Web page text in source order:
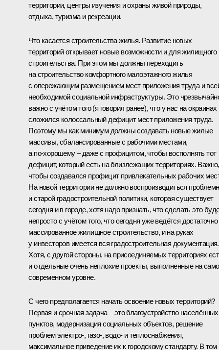
территории, центры изучения и охраны живой природы,
отдыха, туризма и рекреации.
Что касается строительства жилья. Развитие новых
территорий открывает новые возможности и для жилищного
строительства. При этом мы должны переходить
на строительство комфортного малоэтажного жилья
с опережающим размещением мест приложения труда и
необходимой социальной инфраструктуры. Это
важно с учётом того (я говорил ранее), что у нас на окраинах
сложился колоссальный дефицит мест приложения труда.
Поэтому мы как минимум должны создавать новые жилые
массивы, сбалансированные с рабочими местами,
а по‑хорошему – даже с профицитом, чтобы восполнять тот
дефицит, который есть на близлежащих территориях. Важно,
чтобы создавался профицит привлекательных рабочих
На новой территории не должно воспроизводиться
и старой градостроительной политики, которая существует
сегодня и в городе, хотя надо признать, что сделать это
непросто с учётом того, что сегодня уже ведётся достаточно
массированное жилищное строительство, и на руках
у инвесторов имеется вся градостроительная документация.
Хотя, с другой стороны, на присоединяемых территориях
и отдельные очень неплохие проекты, выполненные на
современном уровне.
С чего предполагается начать освоение новых территорий?
Первая и срочная задача – это благоустройство населённых
пунктов, модернизация социальных объектов, решение
проблем электро-, газо-, водо- и теплоснабжения,
максимальное приведение их к городскому стандарту. В том